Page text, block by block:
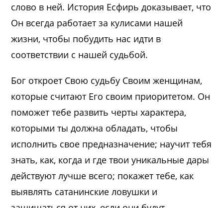
слово в ней. История Есфирь доказывает, что
Он всегда работает за кулисами нашей
жизни, чтобы побудить нас идти в
соответствии с нашей судьбой.
Бог откроет Свою судьбу Своим женщинам,
которые считают Его своим приоритетом. Он
поможет тебе развить черты характера,
которыми ты должна обладать, чтобы
исполнить свое предназначение; научит тебя
знать, как, когда и где твои уникальные дары
действуют лучше всего; покажет тебе, как
выявлять сатанинские ловушки и